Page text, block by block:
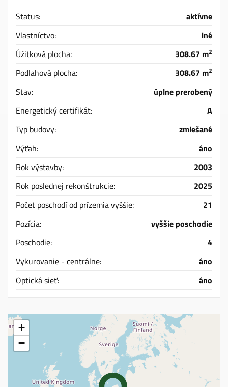
Status:
aktívne
Vlastníctvo:
iné
Úžitková plocha:
308.67 m2
Podlahová plocha: 308.67 m2
Stav:
úplne prerobený
Energetický certifikát:
A
Typ budovy:
zmiešané
Výťah:
áno
Rok výstavby:
2003
Rok poslednej rekonštrukcie:
2025
Počet poschodí od prízemia vyššie:
21
Pozícia:
vyššie poschodie
Poschodie:
4
Vykurovanie - centrálne:
áno
Optická sieť:
áno
+
−